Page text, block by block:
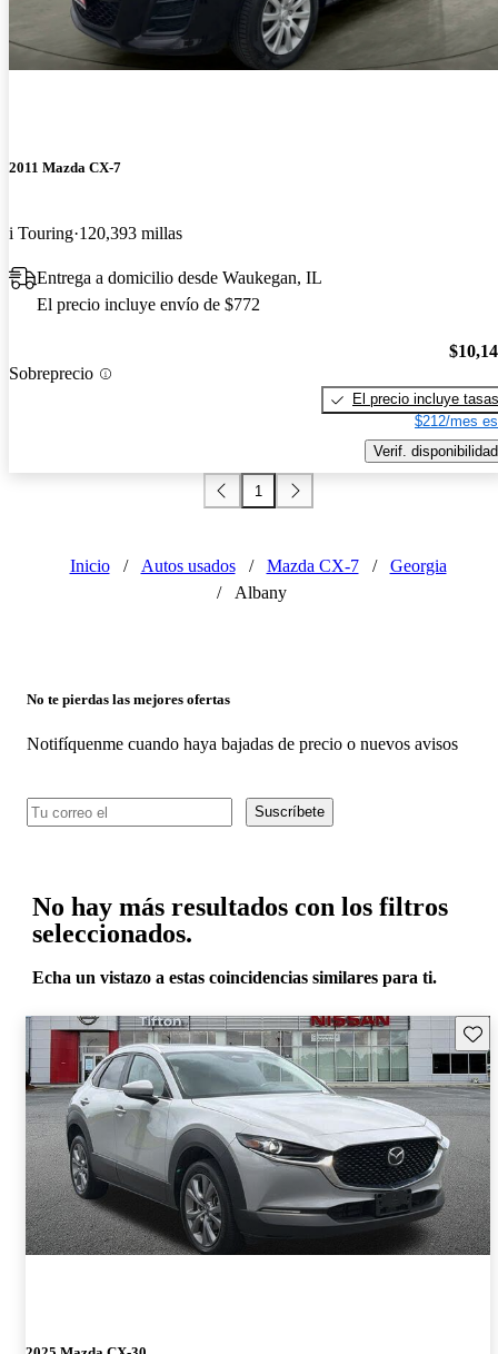
2011 Mazda CX-7
i Touring 120,393 millas
Entrega a domicilio desde Waukegan, IL
El precio incluye envío de $772
Sobreprecio
El precio incluye tasas
$212/mes
Verif. disponibilidad
1
Inicio / Autos usados / Mazda CX-7 /
Georgia
/
Albany
No te pierdas las mejores ofertas
Notifíquenme cuando haya bajadas de precio o nuevos avisos
Suscríbete
No hay más resultados con los filtros
seleccionados.
Echa un vistazo a estas coincidencias similares para ti.